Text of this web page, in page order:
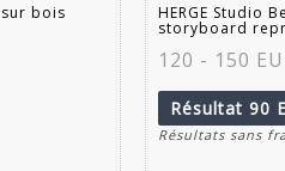
sur bois
HERGE Studio
storyboard
120 - 150
Résultat 90
Résultats sans